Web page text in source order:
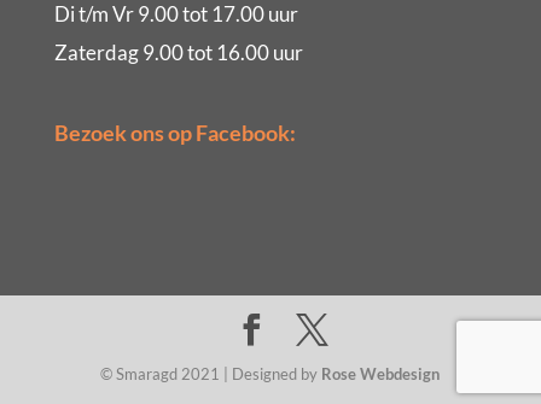
Di t/m Vr 9.00 tot 17.00 uur
Zaterdag 9.00 tot 16.00 uur
Bezoek ons op Facebook:
© Smaragd 2021 | Designed by Rose Webdesign